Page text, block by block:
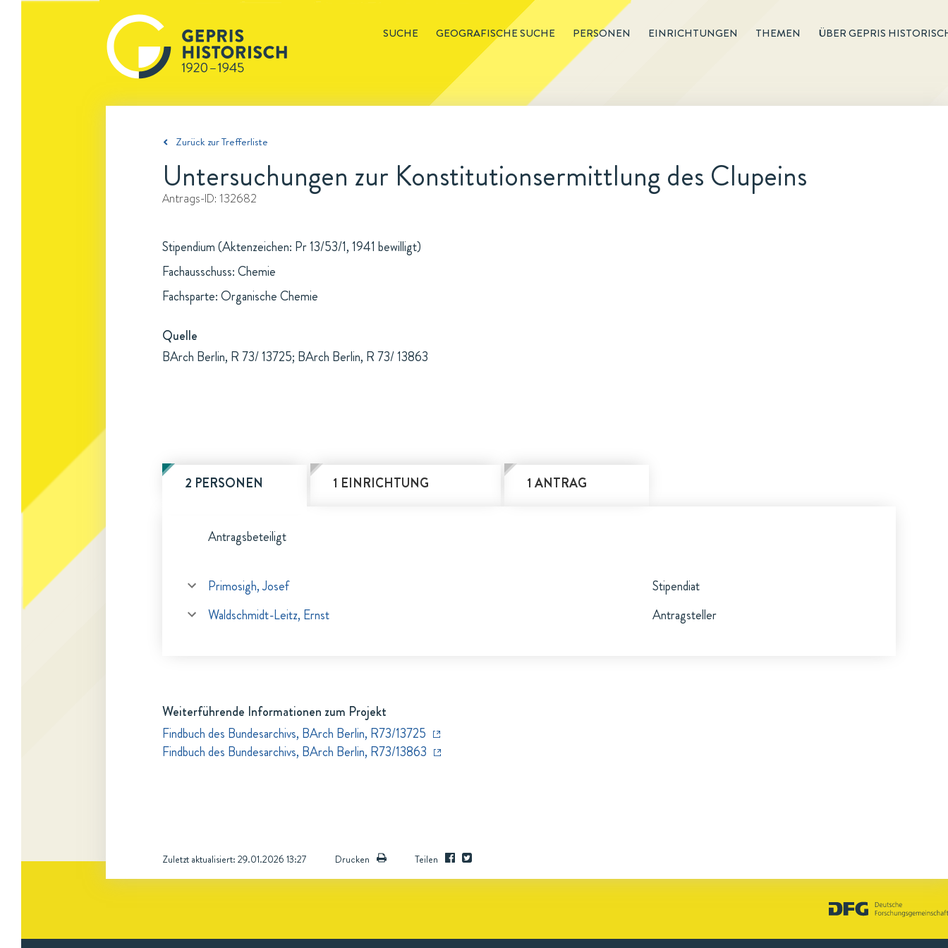
SUCHE GEOGRAFISCHE SUCHE PERSONEN EINRICHTUNGEN THEMEN ÜBER GEPRIS
Zurück zur Trefferliste
Untersuchungen zur Konstitutionsermittlung des Clupeins
Antrags-ID: 132682
Stipendium (Aktenzeichen: Pr 13/53/1, 1941 bewilligt)
Fachausschuss: Chemie
Fachsparte: Organische Chemie
Quelle
BArch Berlin, R 73/ 13725; BArch Berlin, R 73/ 13863
2 PERSONEN 1 EINRICHTUNG 1 ANTRAG
Antragsbeteiligt
Primosigh, Josef
Stipendiat
Waldschmidt-Leitz, Ernst
Antragsteller
Weiterführende Informationen zum Projekt
Findbuch des Bundesarchivs, BArch Berlin, R73/13725
Findbuch des Bundesarchivs, BArch Berlin, R73/13863
Zuletzt aktualisiert: 29.01.2026 13:27 Drucken Teilen